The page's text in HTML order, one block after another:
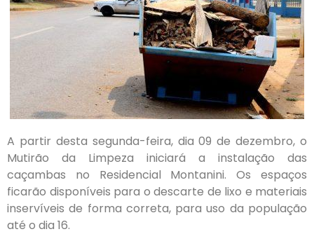
A partir desta segunda-feira, dia 09 de dezembro, o
Mutirão da Limpeza iniciará a instalação das
caçambas no Residencial Montanini. Os espaços
ficarão disponíveis para o descarte de lixo e materiais
inservíveis de forma correta, para uso da população
até o dia 16.